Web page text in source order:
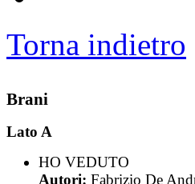
Torna indietro
Brani
Lato A
HO VEDUTO
Autori: Fabrizio De